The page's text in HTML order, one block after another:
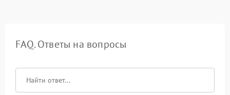
FAQ. Ответы на вопросы